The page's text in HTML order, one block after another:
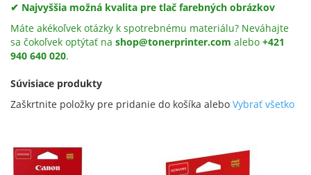
✔ Najvyššia možná kvalita pre tlač farebných obrázkov
Máte akékoľvek otázky k spotrebnému materiálu? Neváhajte
sa čokoľvek optýtať na shop@tonerprinter.com alebo +421
940 640 020.
Súvisiace produkty
Zaškrtnite položky pre pridanie do košíka alebo Vybrať všetko